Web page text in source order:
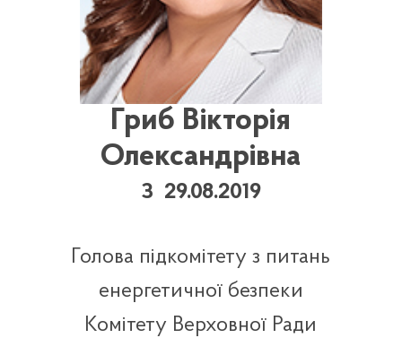
Гриб Вікторія
Олександрівна
З 29.08.2019
Голова підкомітету з питань
енергетичної безпеки
Комітету Верховної Ради